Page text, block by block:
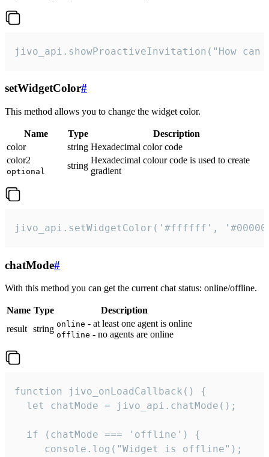
jivo_api.showProactiveInvitation("How
setWidgetColor#
This method allows you to change the widget color.
Name Type
Description
color
string Hexadecimal color code
color2
optional
string
Hexadecimal colour code is used to create
gradient
jivo_api.setWidgetColor('#ffffff',
chatMode#
With this method you can get the current chat status: online/offline.
Name Type
Description
result string online - at least one agent is online
offline - no agents are online
function jivo_onLoadCallback() {
  let chatMode = jivo_api.chatMode();
  if (chatMode === 'offline') {
     console.log("Widget is offline");